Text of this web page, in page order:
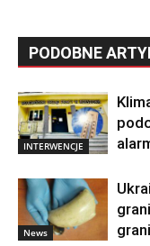
PODOBNE
INTERWENCJE
News